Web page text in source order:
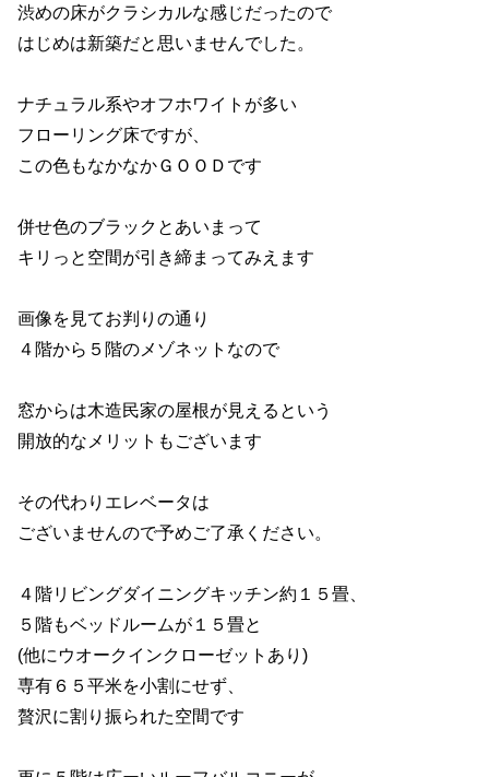
渋めの床がクラシカルな感じだったので
はじめは新築だと思いませんでした。
ナチュラル系やオフホワイトが多い
フローリング床ですが、
この色もなかなかＧＯＯＤです
併せ色のブラックとあいまって
キリっと空間が引き締まってみえます
画像を見てお判りの通り
４階から５階のメゾネットなので
窓からは木造民家の屋根が見えるという
開放的なメリットもございます
その代わりエレベータは
ございませんので予めご了承ください。
４階リビングダイニングキッチン約１５畳、
５階もベッドルームが１５畳と
(他にウオークインクローゼットあり)
専有６５平米を小割にせず、
贅沢に割り振られた空間です